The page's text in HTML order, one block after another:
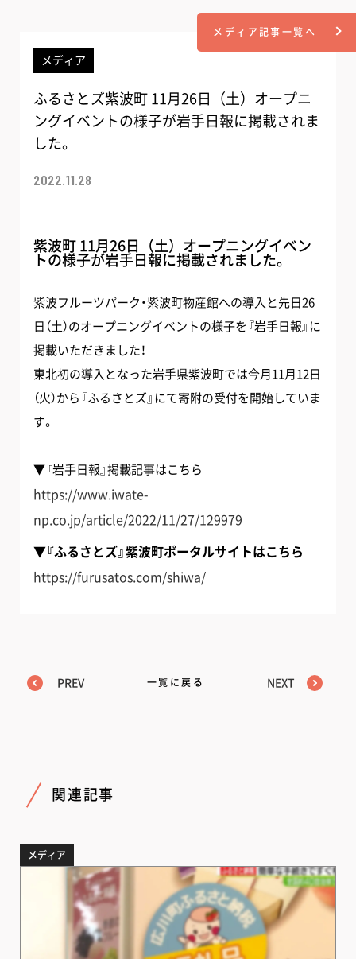
メディア
ふるさとズ紫波町 11月26日（土）オープニ
ングイベントの様子が岩手日報に掲載されま
した。
2022.11.28
紫波町 11月26日（土）オープニングイベン
トの様子が岩手日報に掲載されました。
紫波フルーツパーク・紫波町物産館への導入と先日26
日（土）のオープニングイベントの様子を『岩手日報』に
掲載いただきました！
東北初の導入となった岩手県紫波町では今月11月12日
（火）から『ふるさとズ』にて寄附の受付を開始していま
す。
▼『岩手日報』掲載記事はこちら
https://www.iwate-
np.co.jp/article/2022/11/27/129979
▼『ふるさとズ』紫波町ポータルサイトはこちら
https://furusatos.com/shiwa/
PREV 一覧に戻る NEXT
関連記事
メディア
メディア記事一覧へ